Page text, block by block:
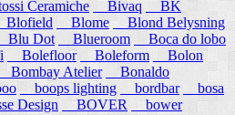
Ceramiche Bivaq
BK
Blofield Blome Blond Belysning
Blu Dot Blueroom
Boca do lobo
Bolefloor Boleform
Bolon
Bombay Atelier
Bonaldo
boops lighting bordbar
bosa
Design BOVER
bower